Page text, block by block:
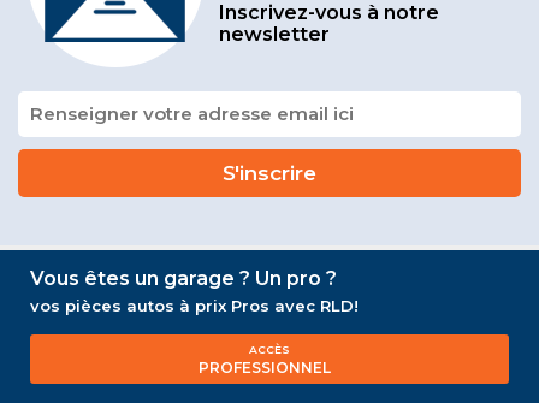
Inscrivez-vous à notre
newsletter
Vous êtes un garage ? Un pro ?
vos pièces autos à prix Pros avec RLD!
ACCÈS
PROFESSIONNEL